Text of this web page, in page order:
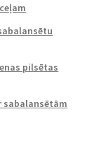
pilsētas
sabalansētām